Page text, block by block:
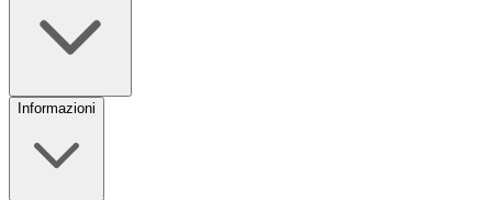
Informazioni